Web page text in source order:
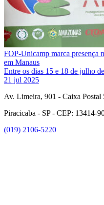
FOP-Unicamp marca presença
em Manaus
Entre os dias 15 e 18 de julho
21 jul 2025
Av. Limeira, 901 - Caixa
Piracicaba - SP - CEP: 13414-
(019) 2106-5220